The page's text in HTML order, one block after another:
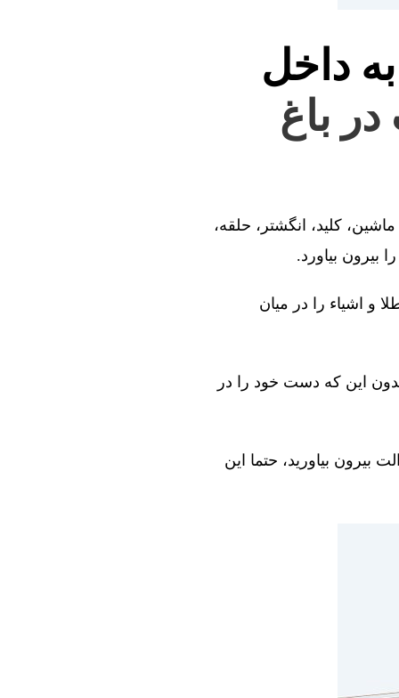
داخل
باغ
کلید، انگشتر، حلقه،
بیرون بیاورد.
و اشیاء را در میان
این که دست خود را در
بیرون بیاورید، حتما این